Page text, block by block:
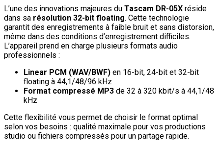
L’une des innovations majeures du Tascam DR-05X réside
dans sa résolution 32-bit floating. Cette technologie
garantit des enregistrements à faible bruit et sans distorsion,
même dans des conditions d’enregistrement difficiles.
L’appareil prend en charge plusieurs formats audio
professionnels :
Linear PCM (WAV/BWF) en 16-bit, 24-bit et 32-bit
floating à 44,1/48/96 kHz
Format compressé MP3 de 32 à 320 kbit/s à 44,1/48
kHz
Cette flexibilité vous permet de choisir le format optimal
selon vos besoins : qualité maximale pour vos productions
studio ou fichiers compressés pour un partage rapide.